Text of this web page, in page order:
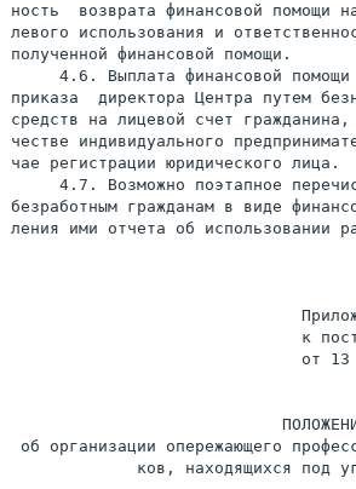
ность  возврата финансовой помощи
левого использования и
полученной финансовой помощи.
4.6. Выплата финансовой
приказа  директора Центра путем
средств на лицевой счет
честве индивидуального
чае регистрации юридического лица.
4.7. Возможно поэтапное
безработным гражданам в виде
ления ими отчета об использовании
к
от
об организации опережающего
ков, находящихся под